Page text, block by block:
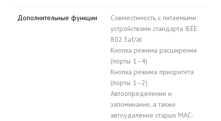
Дополнительные функции
Совместимость с питаемыми
устройствами стандарта IEEE
802.3af/at
Кнопка режима расширения
(порты 1–4)
Кнопка режима приоритета
(порты 1–2)
Автоопределение и
запоминание, а также
автоудаление старых MAC-